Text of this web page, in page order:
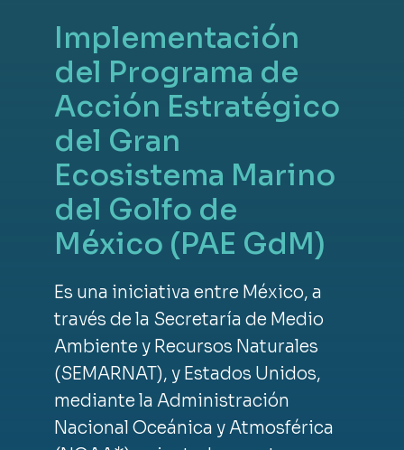
Implementación
del Programa de
Acción Estratégico
del Gran
Ecosistema Marino
del Golfo de
México (PAE GdM)
Es una iniciativa entre México, a
través de la Secretaría de Medio
Ambiente y Recursos Naturales
(SEMARNAT), y Estados Unidos,
mediante la Administración
Nacional Oceánica y Atmosférica